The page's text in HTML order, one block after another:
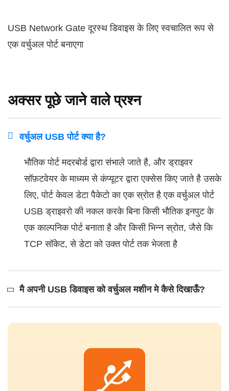
USB Network Gate दूरस्थ डिवाइस के लिए स्वचालित रूप से
एक वर्चुअल पोर्ट बनाएगा
अक्सर पूछे जाने वाले प्रश्न
वर्चुअल USB पोर्ट क्या है?
भौतिक पोर्ट मदरबोर्ड द्वारा संभाले जाते है, और ड्राइवर
सॉफ़टवेयर के माध्यम से कंप्यूटर द्वारा एक्सेस किए जाते है उसके
लिए, पोर्ट केवल डेटा पैकेटो का एक स्रोत है एक वर्चुअल पोर्ट
USB ड्राइवरो की नकल करके बिना किसी भौतिक इनपुट के
एक काल्पनिक पोर्ट बनाता है और किसी भिन्न स्रोत, जैसे कि
TCP सॉकेट, से डेटा को उक्त पोर्ट तक भेजता है
मै अपनी USB डिवाइस को वर्चुअल मशीन मे कैसे दिखाऊँ?